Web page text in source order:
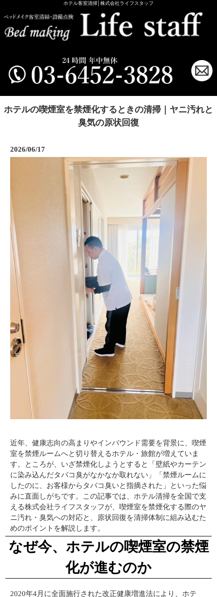
ホテル客室清掃│株式会社ライフスタッフ
ホテルの喫煙室を禁煙化するときの清掃｜ヤニ汚れと
臭気の原状回復
2026/06/17
近年、健康志向の高まりやインバウンド需要を背景に、喫煙
室を禁煙ルームへと切り替えるホテル・旅館が増えていま
す。ところが、いざ禁煙化しようとすると「壁紙やカーテン
に染み込んだタバコ臭がなかなか取れない」「禁煙ルームに
したのに、お客様からタバコ臭いと指摘された」といった悩
みに直面しがちです。この記事では、ホテル清掃を全国で支
える株式会社ライフスタッフが、喫煙室を禁煙化する際のヤ
ニ汚れ・臭気への対応と、原状回復を清掃体制に組み込むた
めのポイントを解説します。
なぜ今、ホテルの喫煙室の禁煙
化が進むのか
2020年4月に全面施行された改正健康増進法により、ホテ